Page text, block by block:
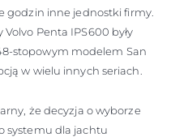
godzin inne jednostki firmy.
Penta IPS600 były
stopowym modelem San
w wielu innych seriach.
że decyzja o wyborze
systemu dla jachtu